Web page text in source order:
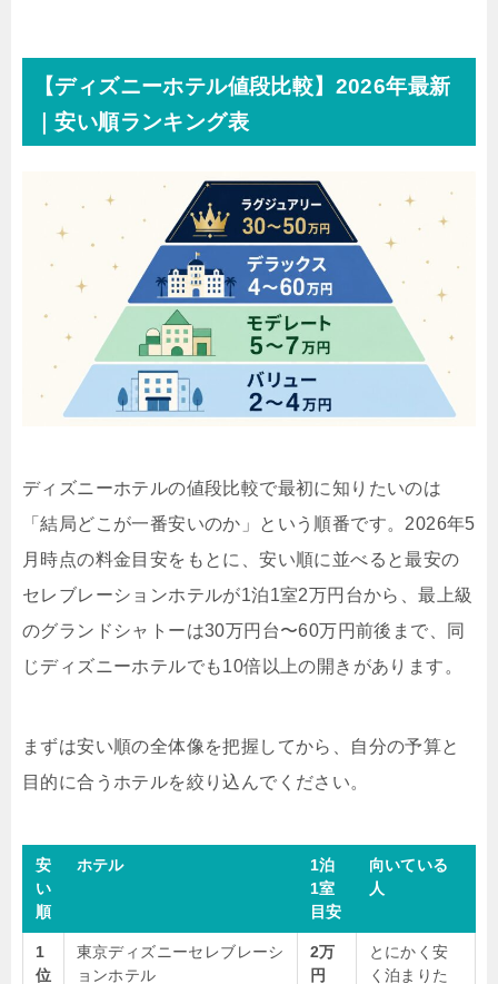
【ディズニーホテル値段比較】2026年最新
｜安い順ランキング表
ディズニーホテルの値段比較で最初に知りたいのは
「結局どこが一番安いのか」という順番です。2026年5
月時点の料金目安をもとに、安い順に並べると最安の
セレブレーションホテルが1泊1室2万円台から、最上級
のグランドシャトーは30万円台〜60万円前後まで、同
じディズニーホテルでも10倍以上の開きがあります。
まずは安い順の全体像を把握してから、自分の予算と
目的に合うホテルを絞り込んでください。
安
い
順
ホテル
1泊
1室
目安
向いている
人
1
位
東京ディズニーセレブレーシ
ョンホテル
2万
円
とにかく安
く泊まりた